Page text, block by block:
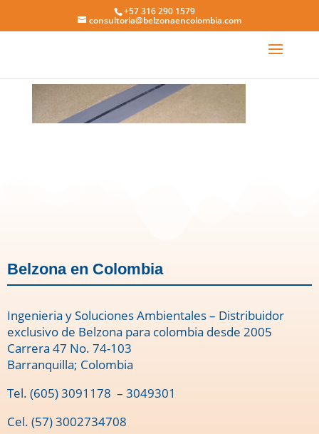
+57 316 290 1579
consultoria@belzonaencolombia.com
Belzona en Colombia
Ingenieria y Soluciones Ambientales – Distribuidor
exclusivo de Belzona para colombia desde 2005
Carrera 47 No. 74-103
Barranquilla; Colombia
Tel. (605) 3091178 – 3049301
Cel. (57) 3002734708